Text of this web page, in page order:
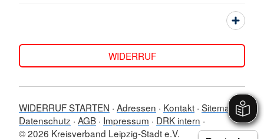
WIDERRUF
WIDERRUF STARTEN Adressen Kontakt Sitemap
Datenschutz AGB Impressum
DRK intern
© 2026 Kreisverband Leipzig-Stadt e.V.